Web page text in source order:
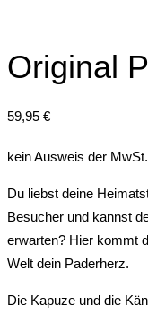
Original
59,95 €
kein Ausweis der
Du liebst deine
Besucher und kannst
erwarten? Hier kommt
Welt dein Paderherz.
Die Kapuze und die